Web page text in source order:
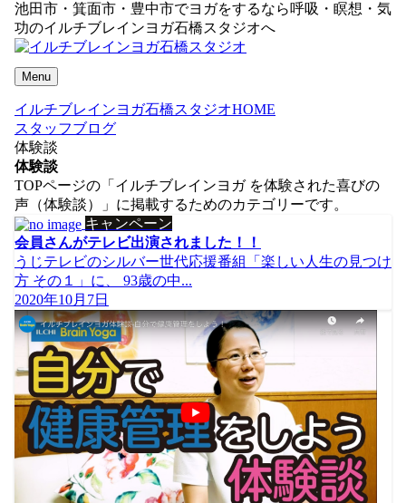
池田市・箕面市・豊中市でヨガをするなら呼吸・瞑想・気
功のイルチブレインヨガ石橋スタジオへ
Menu
イルチブレインヨガ石橋スタジオHOME
スタッフブログ
体験談
体験談
TOPページの「イルチブレインヨガ を体験された喜びの
声（体験談）」に掲載するためのカテゴリーです。
キャンペーン
会員さんがテレビ出演されました！！
うじテレビのシルバー世代応援番組「楽しい人生の見つけ
方 その１」に、 93歳の中...
2020年10月7日